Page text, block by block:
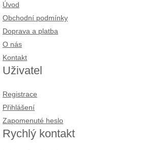
Úvod
Obchodní podmínky
Doprava a platba
O nás
Kontakt
Uživatel
Registrace
Přihlášení
Zapomenuté heslo
Rychlý kontakt